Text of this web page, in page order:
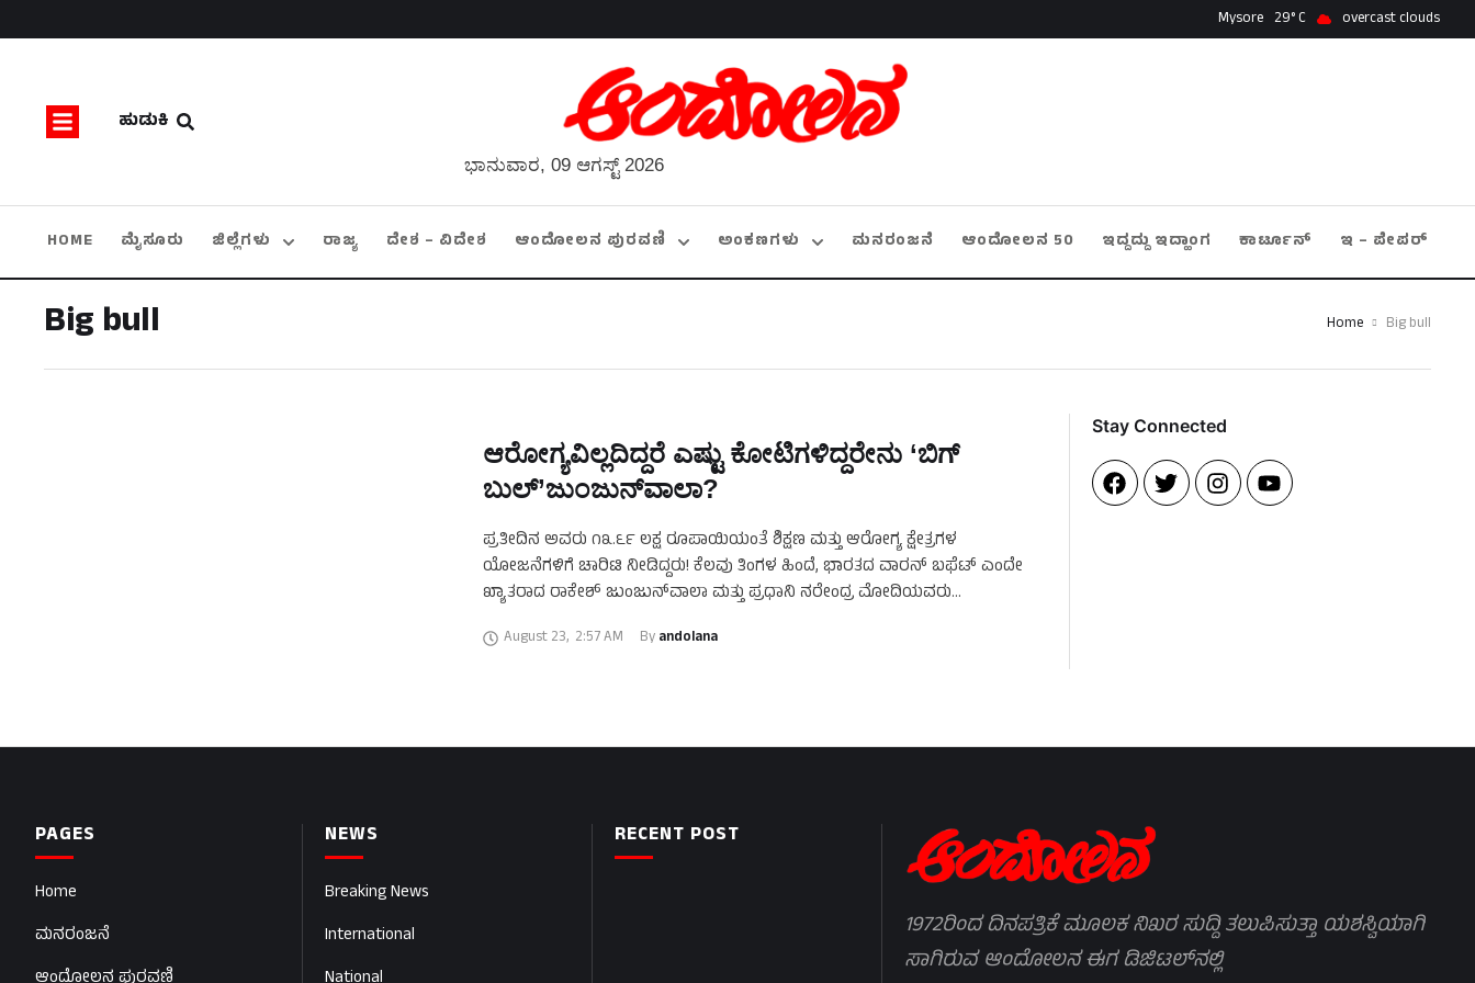
Mysore 29 overcast clouds
ಹುಡುಕಿ
ಭಾನುವಾರ, 09 ಆಗಸ್ಟ್ 2026
HOME ಮೈಸೂರು ಜಿಲ್ಲೆಗಳು ರಾಜ್ಯ ದೇಶ – ವಿದೇಶ ಆಂದೋಲನ ಪುರವಣಿ ಅಂಕಣಗಳು ಮನರಂಜನೆ ಆಂದೋಲನ 50 ಇದ್ದದ್ದು ಇದ್ಹಾಂಗ ಕಾರ್ಟೂನ್ ಇ – ಪೇಪರ್
Big bull Home Big bull
ಆರೋಗ್ಯವಿಲ್ಲದಿದ್ದರೆ ಎಷ್ಟು ಕೋಟಿಗಳಿದ್ದರೇನು ‘ಬಿಗ್
ಬುಲ್’ಜುಂಜುನ್‌ವಾಲಾ?
ಪ್ರತೀದಿನ ಅವರು ೧೩.೬೯ ಲಕ್ಷ ರೂಪಾಯಿಯಂತೆ ಶಿಕ್ಷಣ ಮತ್ತು ಆರೋಗ್ಯ ಕ್ಷೇತ್ರಗಳ
ಯೋಜನೆಗಳಿಗೆ ಚಾರಿಟಿ ನೀಡಿದ್ದರು! ಕೆಲವು ತಿಂಗಳ ಹಿಂದೆ, ಭಾರತದ ವಾರನ್ ಬಫೆಟ್ ಎಂದೇ
ಖ್ಯಾತರಾದ ರಾಕೇಶ್ ಜುಂಜುನ್‌ವಾಲಾ ಮತ್ತು ಪ್ರಧಾನಿ ನರೇಂದ್ರ ಮೋದಿಯವರು
August 23, 2:57 AM By andolana
Stay Connected​
PAGES
Home
ಮನರಂಜನೆ
NEWS
Breaking News
International
RECENT POST
1972ರಿಂದ ದಿನಪತ್ರಿಕೆ ಮೂಲಕ ನಿಖರ ಸುದ್ದಿ ತಲುಪಿಸುತ್ತಾ ಯಶಸ್ವಿಯಾಗಿ
ಸಾಗಿರುವ ಆಂದೋಲನ ಈಗ ಡಿಜಿಟಲ್‌ನಲ್ಲಿ